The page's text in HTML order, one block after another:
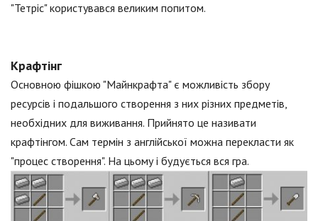
"Тетріс" користувався великим попитом.
Крафтінг
Основною фішкою "Майнкрафта" є можливість збору
ресурсів і подальшого створення з них різних предметів,
необхідних для виживання. Прийнято це називати
крафтінгом. Сам термін з англійської можна перекласти як
"процес створення". На цьому і будується вся гра.